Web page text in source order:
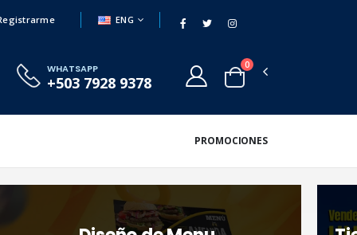
ENG
WHATSAPP
+503 7928 9378
0
PROMOCIONES